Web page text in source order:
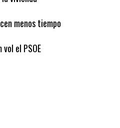
vivienda
menos tiempo
el PSOE